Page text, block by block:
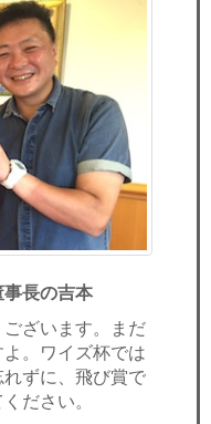
長の吉本
ざいます。まだ
。ワイズ杯では
ずに、飛び賞で
ださい。